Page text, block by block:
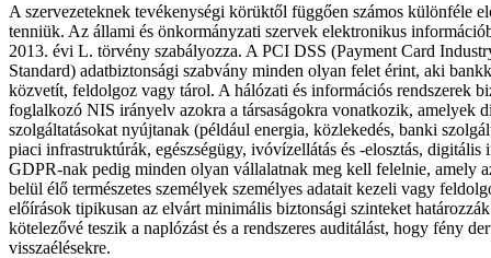
A szervezeteknek tevékenységi körüktől függően számos különféle
tenniük. Az állami és önkormányzati szervek elektronikus
2013. évi L. törvény szabályozza. A PCI DSS (Payment Card
Standard) adatbiztonsági szabvány minden olyan felet érint, aki
közvetít, feldolgoz vagy tárol. A hálózati és információs rendszerek
foglalkozó NIS irányelv azokra a társaságokra vonatkozik, amelyek
szolgáltatásokat nyújtanak (például energia, közlekedés, banki
piaci infrastruktúrák, egészségügy, ivóvízellátás és -elosztás, digitális
GDPR-nak pedig minden olyan vállalatnak meg kell felelnie, amely
belül élő természetes személyek személyes adatait kezeli vagy
előírások tipikusan az elvárt minimális biztonsági szinteket
kötelezővé teszik a naplózást és a rendszeres auditálást, hogy fény
visszaélésekre.